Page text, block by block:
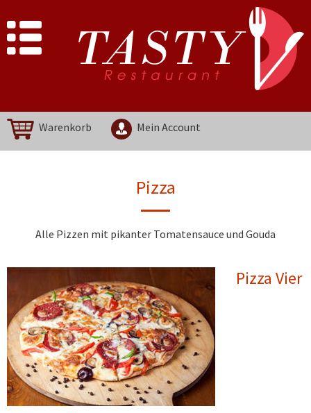
Warenkorb Mein Account
Pizza
Alle Pizzen mit pikanter Tomatensauce und Gouda
Pizza Vier